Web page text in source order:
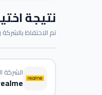
نتيجة
تم الاحتفاظ
الشركة